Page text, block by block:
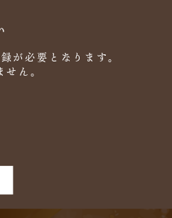
が必要となります。
ん。